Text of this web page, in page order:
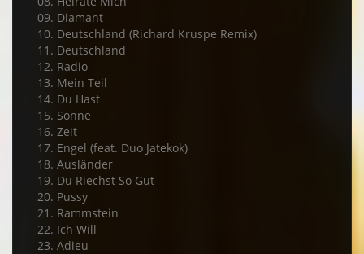
09. Diamant
10. Deutschland (Richard Kruspe Remix)
11. Deutschland
12. Radio
13. Mein Teil
14. Du Hast
15. Sonne
16. Zeit
17. Engel (feat. Duo Jatekok)
18. Ausländer
19. Du Riechst So Gut
20. Pussy
21. Rammstein
22. Ich Will
23. Adieu